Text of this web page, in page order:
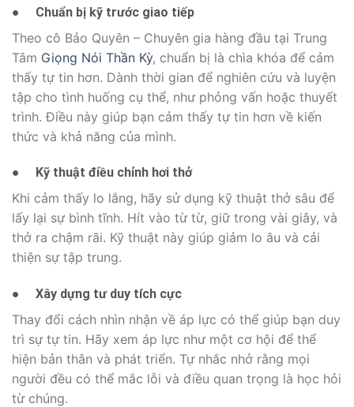
● Chuẩn bị kỹ trước giao tiếp
Theo cô Bảo Quyên – Chuyên gia hàng đầu tại Trung
Tâm Giọng Nói Thần Kỳ, chuẩn bị là chìa khóa để cảm
thấy tự tin hơn. Dành thời gian để nghiên cứu và luyện
tập cho tình huống cụ thể, như phỏng vấn hoặc thuyết
trình. Điều này giúp bạn cảm thấy tự tin hơn về kiến
thức và khả năng của mình.
● Kỹ thuật điều chỉnh hơi thở
Khi cảm thấy lo lắng, hãy sử dụng kỹ thuật thở sâu để
lấy lại sự bình tĩnh. Hít vào từ từ, giữ trong vài giây, và
thở ra chậm rãi. Kỹ thuật này giúp giảm lo âu và cải
thiện sự tập trung.
● Xây dựng tư duy tích cực
Thay đổi cách nhìn nhận về áp lực có thể giúp bạn duy
trì sự tự tin. Hãy xem áp lực như một cơ hội để thể
hiện bản thân và phát triển. Tự nhắc nhở rằng mọi
người đều có thể mắc lỗi và điều quan trọng là học hỏi
từ chúng.